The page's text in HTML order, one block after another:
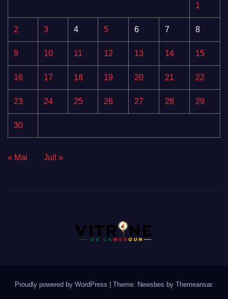
1
2 3 4 5 6 7 8
9 10 11 12 13 14 15
16 17 18 19 20 21 22
23 24 25 26 27 28 29
30
« Mai Juil »
Proudly powered by WordPress Theme: Newsbes by Themeansar.